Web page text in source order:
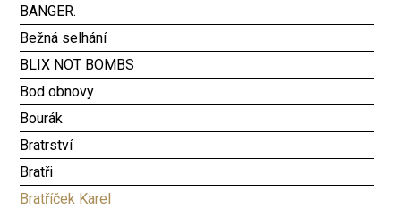
BANGER.
Bežná selhání
BLIX NOT BOMBS
Bod obnovy
Bourák
Bratrství
Bratři
Bratříček Karel